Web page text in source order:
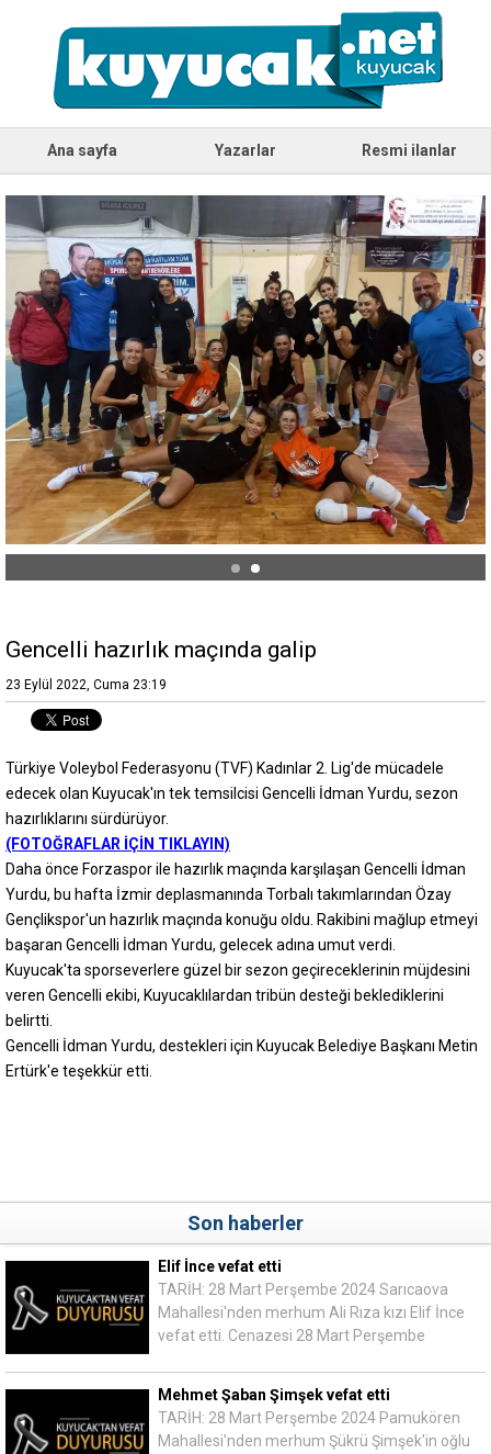
Ana sayfa Yazarlar Resmi ilanlar
Gencelli hazırlık maçında galip
23 Eylül 2022, Cuma 23:19
Türkiye Voleybol Federasyonu (TVF) Kadınlar 2. Lig'de mücadele
edecek olan Kuyucak'ın tek temsilcisi Gencelli İdman Yurdu, sezon
hazırlıklarını sürdürüyor.
(FOTOĞRAFLAR İÇİN TIKLAYIN)
Daha önce Forzaspor ile hazırlık maçında karşılaşan Gencelli İdman
Yurdu, bu hafta İzmir deplasmanında Torbalı takımlarından Özay
Gençlikspor'un hazırlık maçında konuğu oldu. Rakibini mağlup etmeyi
başaran Gencelli İdman Yurdu, gelecek adına umut verdi.
Kuyucak'ta sporseverlere güzel bir sezon geçireceklerinin müjdesini
veren Gencelli ekibi, Kuyucaklılardan tribün desteği beklediklerini
belirtti.
Gencelli İdman Yurdu, destekleri için Kuyucak Belediye Başkanı Metin
Ertürk'e teşekkür etti.
Son haberler
Elif İnce vefat etti
TARİH: 28 Mart Perşembe 2024 Sarıcaova
Mahallesi'nden merhum Ali Rıza kızı Elif İnce
vefat etti. Cenazesi 28 Mart Perşembe
Mehmet Şaban Şimşek vefat etti
TARİH: 28 Mart Perşembe 2024 Pamukören
Mahallesi'nden merhum Şükrü Şimşek'in oğlu